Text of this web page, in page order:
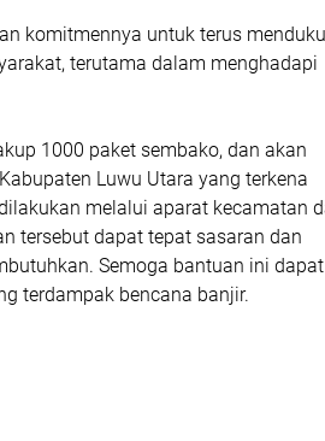
komitmennya untuk terus
terutama dalam menghadapi
1000 paket sembako, dan akan
Luwu Utara yang terkena
melalui aparat kecamatan
tersebut dapat tepat sasaran dan
Semoga bantuan ini dapat
terdampak bencana banjir.